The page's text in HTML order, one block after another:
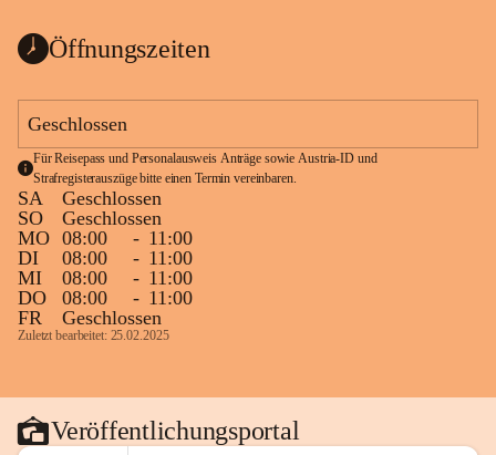
Öffnungszeiten
Geschlossen
Für Reisepass und Personalausweis Anträge sowie Austria-ID und
Strafregisterauszüge bitte einen Termin vereinbaren.
SA
Geschlossen
SO
Geschlossen
MO 08:00 - 11:00
DI
08:00 - 11:00
MI
08:00 - 11:00
DO
08:00 - 11:00
FR
Geschlossen
Zuletzt bearbeitet: 25.02.2025
Veröffentlichungsportal